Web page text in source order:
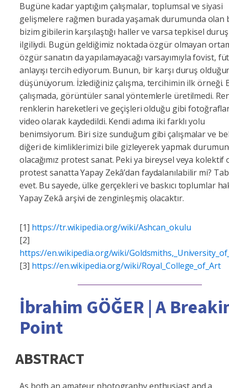
Bugüne kadar yaptığım çalışmalar, toplumsal ve siyasi
gelişmelere rağmen burada yaşamak durumunda olan
bizim gibilerin karşılaştığı haller ve varsa tepkisel
ilgiliydi. Bugün geldiğimiz noktada özgür olmayan
özgür sanatın da yapılamayacağı varsayımıyla fovist,
anlayışı tercih ediyorum. Bunun, bir karşı duruş
düşünüyorum. İzlediğiniz çalışma, tercihimin ilk örneği.
çalışmada, görüntüler sanal yöntemlerle üretilmedi.
renklerin hareketleri ve geçişleri olduğu gibi
video olarak kaydedildi. Kendi adıma iki farklı yolu
benimsiyorum. Biri size sunduğum gibi çalışmalar ve
diğeri de kimliklerimizi bile gizleyerek yapmak
olacağımız protest sanat. Peki ya bireysel veya kolektif
protest sanatta Yapay Zekâ’dan faydalanılabilir mi?
evet. Bu sayede, ülke gerçekleri ve baskıcı toplumlar
Yapay Zekâ arşivi de zenginleşmiş olacaktır.
[1] https://tr.wikipedia.org/wiki/Ashcan_okulu
[2]
https://en.wikipedia.org/wiki/
[3] https://en.wikipedia.org/wiki/Royal_College_of_Art
İbrahim GÖĞER | A
Point
ABSTRACT